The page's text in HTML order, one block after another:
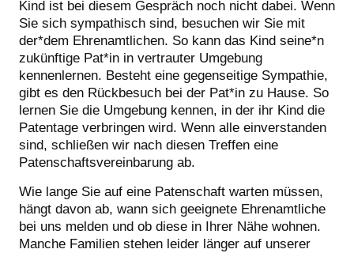
Kind ist bei diesem Gespräch noch nicht dabei. Wenn
Sie sich sympathisch sind, besuchen wir Sie mit
der*dem Ehrenamtlichen. So kann das Kind seine*n
zukünftige Pat*in in vertrauter Umgebung
kennenlernen. Besteht eine gegenseitige Sympathie,
gibt es den Rückbesuch bei der Pat*in zu Hause. So
lernen Sie die Umgebung kennen, in der ihr Kind die
Patentage verbringen wird. Wenn alle einverstanden
sind, schließen wir nach diesen Treffen eine
Patenschaftsvereinbarung ab.
Wie lange Sie auf eine Patenschaft warten müssen,
hängt davon ab, wann sich geeignete Ehrenamtliche
bei uns melden und ob diese in Ihrer Nähe wohnen.
Manche Familien stehen leider länger auf unserer